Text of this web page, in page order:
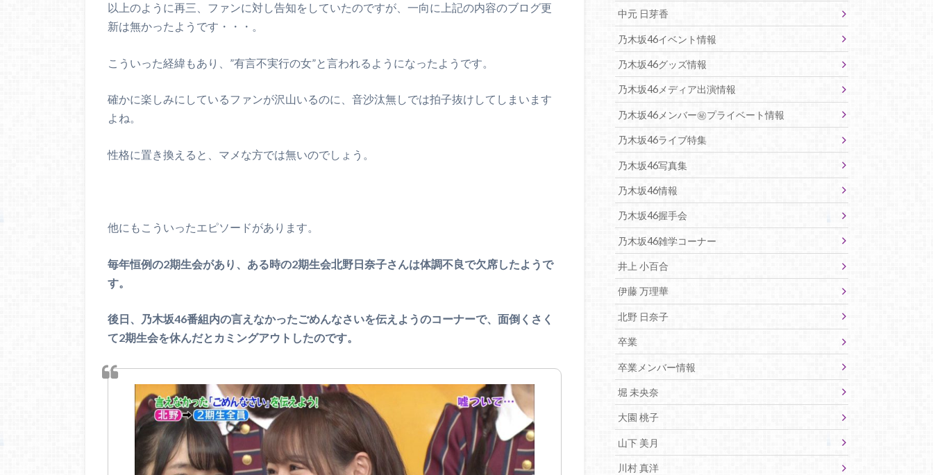
以上のように再三、ファンに対し告知をしていたのですが、一向に上記の内容のブログ更
新は無かったようです・・・。
こういった経緯もあり、”有言不実行の女”と言われるようになったようです。
確かに楽しみにしているファンが沢山いるのに、音沙汰無しでは拍子抜けしてしまいます
よね。
性格に置き換えると、マメな方では無いのでしょう。
他にもこういったエピソードがあります。
毎年恒例の2期生会があり、ある時の2期生会北野日奈子さんは体調不良で欠席したようで
す。
後日、乃木坂46番組内の言えなかったごめんなさいを伝えようのコーナーで、面倒くさく
て2期生会を休んだとカミングアウトしたのです。
中元 日芽香
乃木坂46イベント情報
乃木坂46グッズ情報
乃木坂46メディア出演情報
乃木坂46メンバー㊙プライベート情報
乃木坂46ライブ特集
乃木坂46写真集
乃木坂46情報
乃木坂46握手会
乃木坂46雑学コーナー
井上 小百合
伊藤 万理華
北野 日奈子
卒業
卒業メンバー情報
堀 未央奈
大園 桃子
山下 美月
川村 真洋